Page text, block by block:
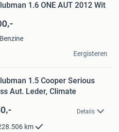
1.6 ONE AUT 2012 Wit
Benzine
Eergisteren
1.5 Cooper Serious
Aut. Leder, Climate
Details
km